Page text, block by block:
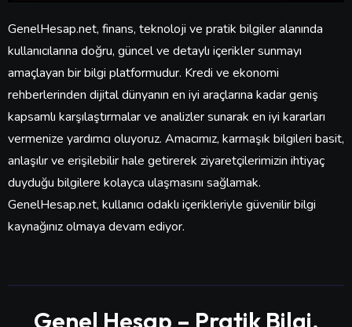
GenelHesap.net, finans, teknoloji ve pratik bilgiler alanında
kullanıcılarına doğru, güncel ve detaylı içerikler sunmayı
amaçlayan bir bilgi platformudur. Kredi ve ekonomi
rehberlerinden dijital dünyanın en iyi araçlarına kadar geniş
kapsamlı karşılaştırmalar ve analizler sunarak en iyi kararları
vermenize yardımcı oluyoruz. Amacımız, karmaşık bilgileri basit,
anlaşılır ve erişilebilir hale getirerek ziyaretçilerimizin ihtiyaç
duyduğu bilgilere kolayca ulaşmasını sağlamak.
GenelHesap.net, kullanıcı odaklı içerikleriyle güvenilir bilgi
kaynağınız olmaya devam ediyor.
Genel Hesap – Pratik Bilgi,